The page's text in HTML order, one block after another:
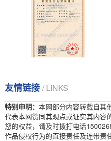
友情链接 / LINKS
特别申明： 本网部分内容转载自其
代表本网赞同其观点或证实其内容
您的权益，请及时拨打电话
作品侵权行为的直接责任及连带责